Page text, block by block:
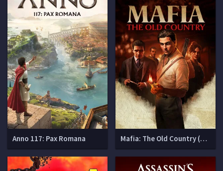
Anno 117: Pax Romana Mafia: The Old Country (Мафия 4)